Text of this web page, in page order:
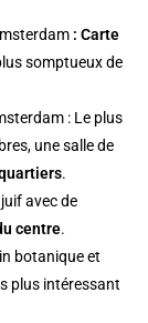
: Carte
somptueux de
: Le plus
une salle de
.
avec de
centre.
botanique et
plus intéressant